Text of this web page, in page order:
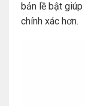
bản lề bật
chính xác hơn.